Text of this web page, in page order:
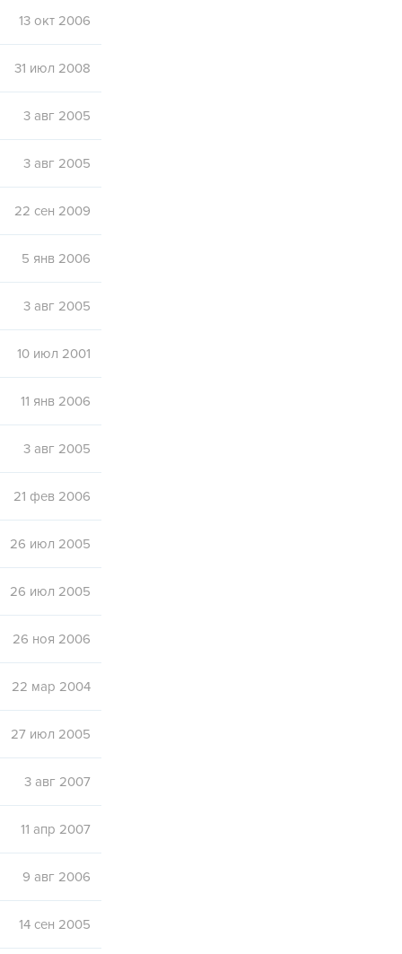
13 окт 2006
31 июл 2008
3 авг 2005
3 авг 2005
22 сен 2009
5 янв 2006
3 авг 2005
10 июл 2001
11 янв 2006
3 авг 2005
21 фев 2006
26 июл 2005
26 июл 2005
26 ноя 2006
22 мар 2004
27 июл 2005
3 авг 2007
11 апр 2007
9 авг 2006
14 сен 2005